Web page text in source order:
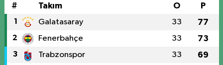
# Takım O P
1 Galatasaray 33 77
2 Fenerbahçe 33 73
3 Trabzonspor 33 69